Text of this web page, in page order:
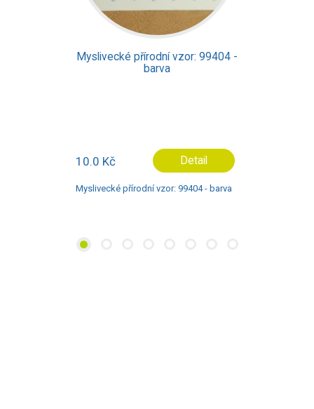
Myslivecké přírodní vzor: 99404 -
barva
10.0 Kč Detail
Myslivecké přírodní vzor: 99404 - barva